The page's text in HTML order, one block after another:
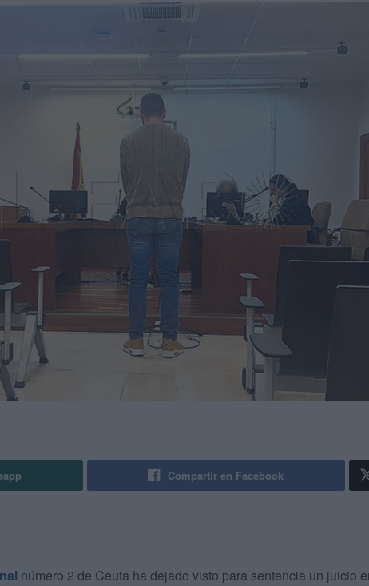
Compartir en Facebook
número 2 de Ceuta ha dejado visto para sentencia un juicio